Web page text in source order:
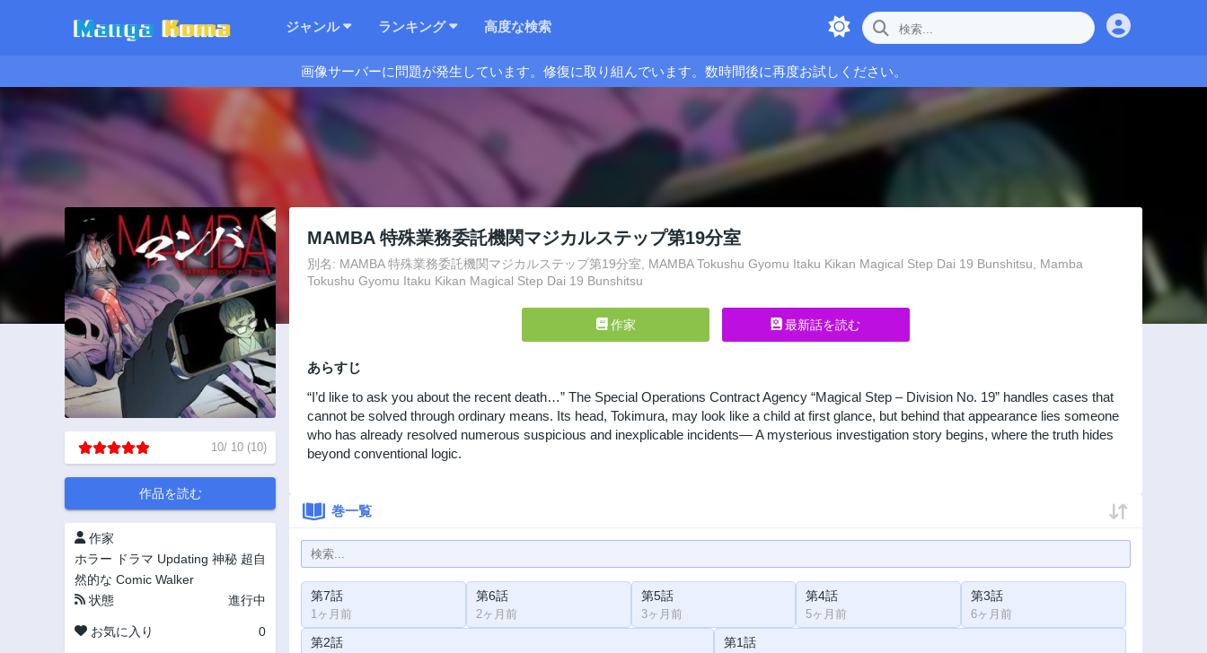
ジャンル ランキング 高度な検索
画像サーバーに問題が発生しています。修復に取り組んでいます。数時間後に再度お試しください。
10/ 10 (10)
作品を読む
作家
ホラー
ドラマ Updating 神秘 超自
然的な Comic Walker
状態
進行中
お気に入り 0
MAMBA 特殊業務委託機関マジカルステップ第19分室
別名: MAMBA 特殊業務委託機関マジカルステップ第19分室, MAMBA Tokushu Gyomu Itaku Kikan Magical Step Dai 19 Bunshitsu, Mamba
Tokushu Gyomu Itaku Kikan Magical Step Dai 19 Bunshitsu
作家 最新話を読む
あらすじ
“I’d like to ask you about the recent death…” The Special Operations Contract Agency “Magical Step – Division No. 19” handles cases that
cannot be solved through ordinary means. Its head, Tokimura, may look like a child at first glance, but behind that appearance lies someone
who has already resolved numerous suspicious and inexplicable incidents— A mysterious investigation story begins, where the truth hides
beyond conventional logic.
巻一覧
第7話
1ヶ月前
第6話
2ヶ月前
第5話
3ヶ月前
第4話
5ヶ月前
第3話
6ヶ月前
第2話 第1話